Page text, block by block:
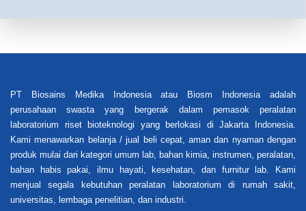
PT Biosains Medika Indonesia atau Biosm Indonesia adalah
perusahaan swasta yang bergerak dalam pemasok peralatan
laboratorium riset bioteknologi yang berlokasi di Jakarta Indonesia.
Kami menawarkan belanja / jual beli cepat, aman dan nyaman dengan
produk mulai dari kategori umum lab, bahan kimia, instrumen, peralatan,
bahan habis pakai, ilmu hayati, kesehatan, dan furnitur lab. Kami
menjual segala kebutuhan peralatan laboratorium di rumah sakit,
universitas, lembaga penelitian, dan industri.